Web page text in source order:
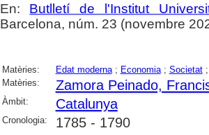
En: Butlletí de l'Institut
Barcelona, núm. 23 (novembre
Matèries: Edat moderna; Economia; Societat
Matèries:
Zamora Peinado,
Àmbit: Catalunya
Cronologia: 1785 - 1790